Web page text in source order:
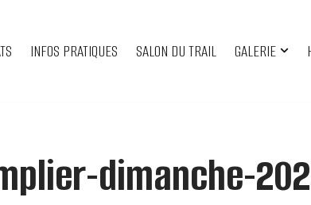
INFOS PRATIQUES SALON DU TRAIL GALERIE
dimanche-